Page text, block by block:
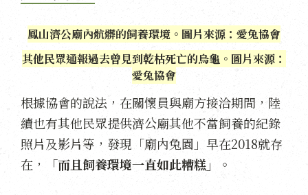
鳳山濟公廟內骯髒的飼養環境。圖片來源：愛兔協會
其他民眾通報過去曾見到乾枯死亡的烏龜。圖片來源：
愛兔協會
根據協會的說法，在關懷員與廟方接洽期間，陸
續也有其他民眾提供濟公廟其他不當飼養的紀錄
照片及影片等，發現「廟內兔園」早在2018就存
在，
「而且飼養環境一直如此糟糕」 。